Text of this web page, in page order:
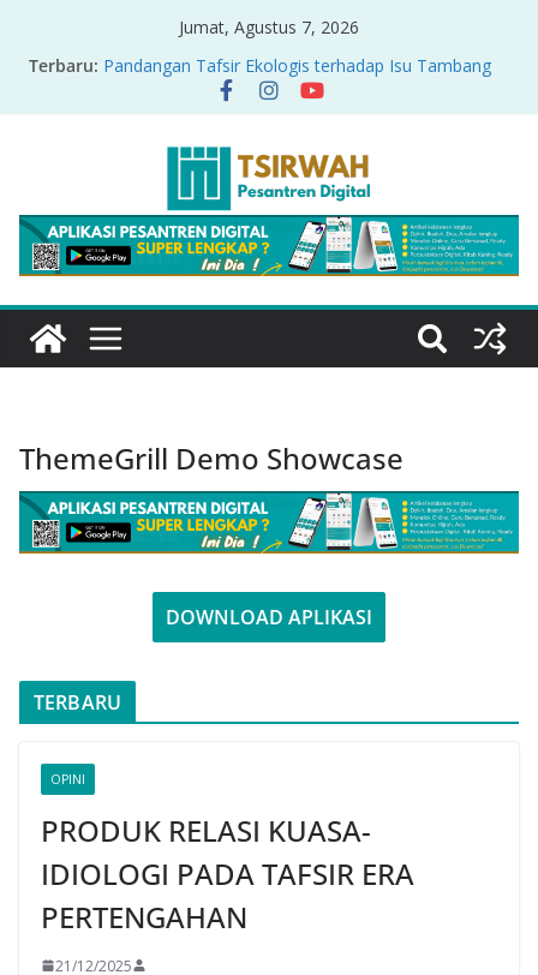
Jumat, Agustus 7, 2026
Terbaru: Pandangan Tafsir Ekologis terhadap Isu Tambang
Nikel di Raja Ampat
PRODUK RELASI KUASA-IDIOLOGI PADA TAFSIR
Sirah Nabawiyah
Oversharing dan Privasi dalam Al-Qur’an: “Ketika
Ayat Bicara Soal Curhat di Sosmed”
Menyikapi Fatherless, Kisah Lukman Menjadi
Cerminan
ThemeGrill Demo Showcase
DOWNLOAD APLIKASI
TERBARU
OPINI
PRODUK RELASI KUASA-
IDIOLOGI PADA TAFSIR ERA
PERTENGAHAN
21/12/2025